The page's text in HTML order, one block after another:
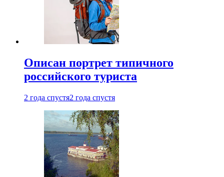
Описан портрет типичного
российского туриста
2 года спустя2 года спустя